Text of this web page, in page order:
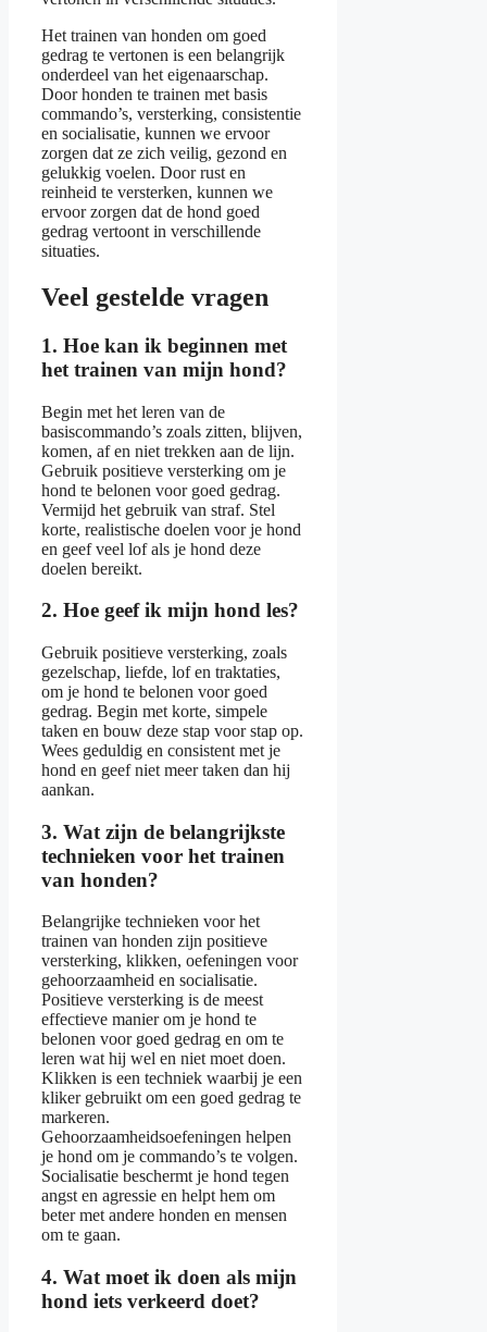
Het trainen van honden om goed
gedrag te vertonen is een belangrijk
onderdeel van het eigenaarschap.
Door honden te trainen met basis
commando’s, versterking, consistentie
en socialisatie, kunnen we ervoor
zorgen dat ze zich veilig, gezond en
gelukkig voelen. Door rust en
reinheid te versterken, kunnen we
ervoor zorgen dat de hond goed
gedrag vertoont in verschillende
situaties.
Veel gestelde vragen
1. Hoe kan ik beginnen met
het trainen van mijn hond?
Begin met het leren van de
basiscommando’s zoals zitten, blijven,
komen, af en niet trekken aan de lijn.
Gebruik positieve versterking om je
hond te belonen voor goed gedrag.
Vermijd het gebruik van straf. Stel
korte, realistische doelen voor je hond
en geef veel lof als je hond deze
doelen bereikt.
2. Hoe geef ik mijn hond les?
Gebruik positieve versterking, zoals
gezelschap, liefde, lof en traktaties,
om je hond te belonen voor goed
gedrag. Begin met korte, simpele
taken en bouw deze stap voor stap op.
Wees geduldig en consistent met je
hond en geef niet meer taken dan hij
aankan.
3. Wat zijn de belangrijkste
technieken voor het trainen
van honden?
Belangrijke technieken voor het
trainen van honden zijn positieve
versterking, klikken, oefeningen voor
gehoorzaamheid en socialisatie.
Positieve versterking is de meest
effectieve manier om je hond te
belonen voor goed gedrag en om te
leren wat hij wel en niet moet doen.
Klikken is een techniek waarbij je een
kliker gebruikt om een ​​goed gedrag te
markeren.
Gehoorzaamheidsoefeningen helpen
je hond om je commando’s te volgen.
Socialisatie beschermt je hond tegen
angst en agressie en helpt hem om
beter met andere honden en mensen
om te gaan.
4. Wat moet ik doen als mijn
hond iets verkeerd doet?